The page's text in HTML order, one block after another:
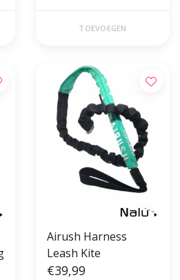
TOEVOEGEN
Airush Harness
Leash Kite
€39,99